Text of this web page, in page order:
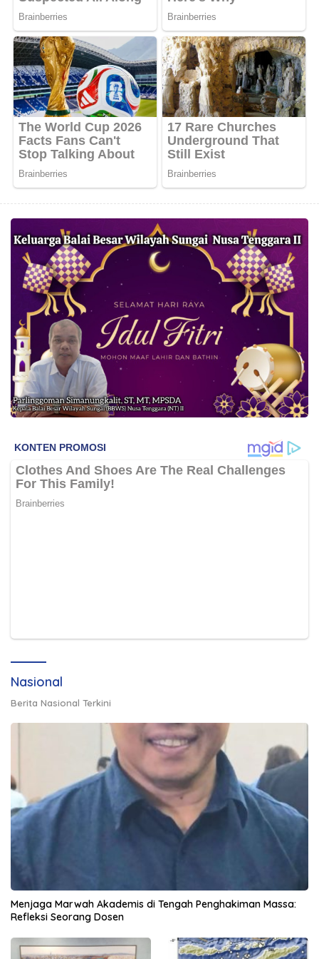
Nasional
Berita Nasional Terkini
Menjaga Marwah Akademis di Tengah Penghakiman Massa:
Refleksi Seorang Dosen